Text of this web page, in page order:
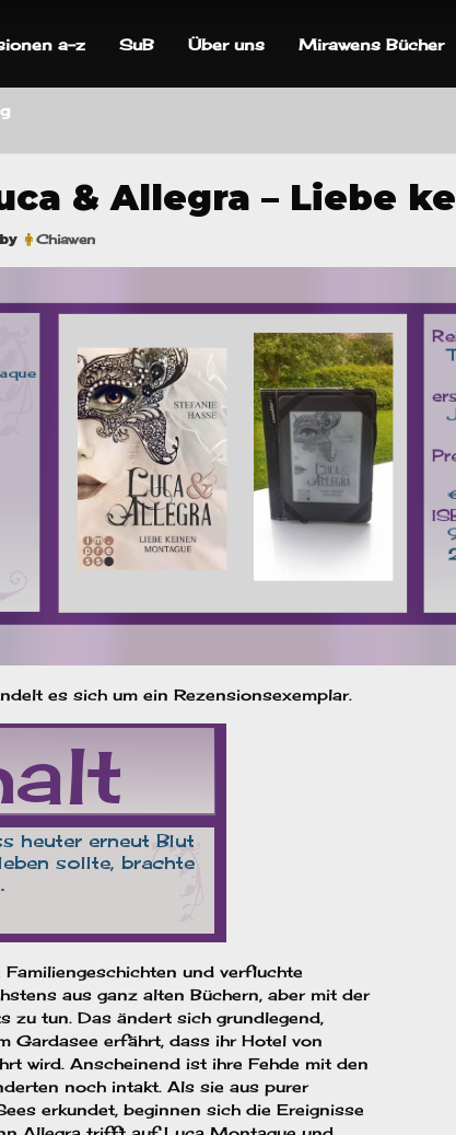
a-z SuB Über uns Mirawens Bücher
& Allegra – Liebe
by Chiawen
es sich um ein Rezensionsexemplar.
und verfluchte
aus ganz alten Büchern, aber mit der
zu tun. Das ändert sich grundlegend,
Gardasee erfährt, dass ihr Hotel von
wird. Anscheinend ist ihre Fehde mit den
noch intakt. Als sie aus purer
erkundet, beginnen sich die Ereignisse